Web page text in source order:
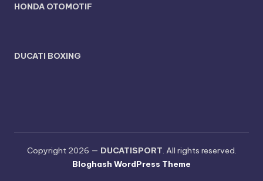
HONDA OTOMOTIF
DUCATI BOXING
Copyright 2026 — DUCATISPORT. All rights reserved.
Bloghash WordPress Theme